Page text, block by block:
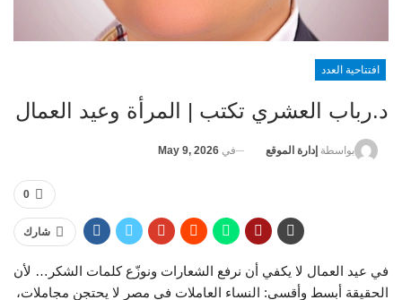
افتتاحية العدد
د.رباب العشري تكتب | المرأة وعيد العمال
بواسطة إدارة الموقع في May 9, 2026
0
شارك
في عيد العمال لا يكفي أن نرفع الشعارات ونوزّع كلمات الشكر… لأن
الحقيقة أبسط وأقسى: النساء العاملات في مصر لا يحتجن مجاملات،